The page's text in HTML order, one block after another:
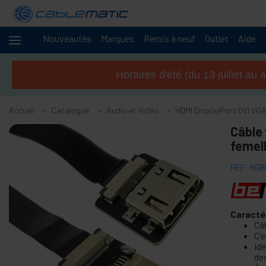
Nouveautés Marques Remis à neuf Outlet Aide
Câbles
+
serveurs
Audio
Vidéo
-
Accessoires de Audio et vidéo
Accessoires GoPro
Visite audioguidée
+
Accessoires et câmeras CCTV
Écrans de Projection
Stands d'ordinateur et de télévision
Horaires d'été (du 13 juillet au
Accueil Catalogue Audio et Vidéo HDMI DisplayPort DVI
REF: